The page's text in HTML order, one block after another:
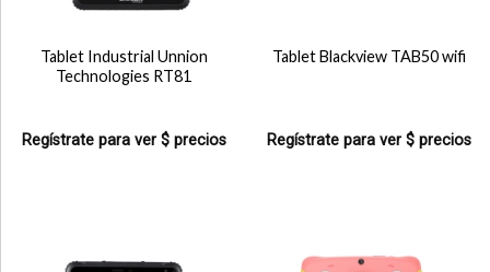
Tablet Industrial Unnion
Technologies RT81
Regístrate para ver $ precios
Tablet Blackview TAB50 wifi
Regístrate para ver $ precios